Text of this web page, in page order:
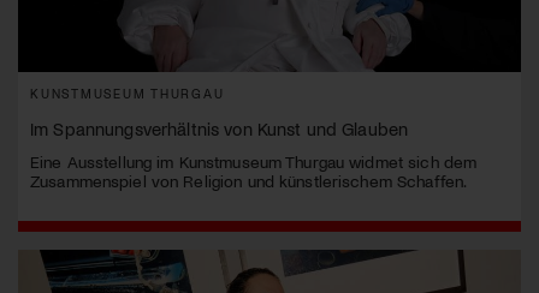
KUNSTMUSEUM THURGAU
Im Spannungsverhältnis von Kunst und Glauben
Eine Ausstellung im Kunstmuseum Thurgau widmet sich dem
Zusammenspiel von Religion und künstlerischem Schaffen.